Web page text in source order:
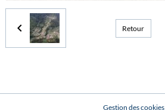
Retour
Gestion des cookies